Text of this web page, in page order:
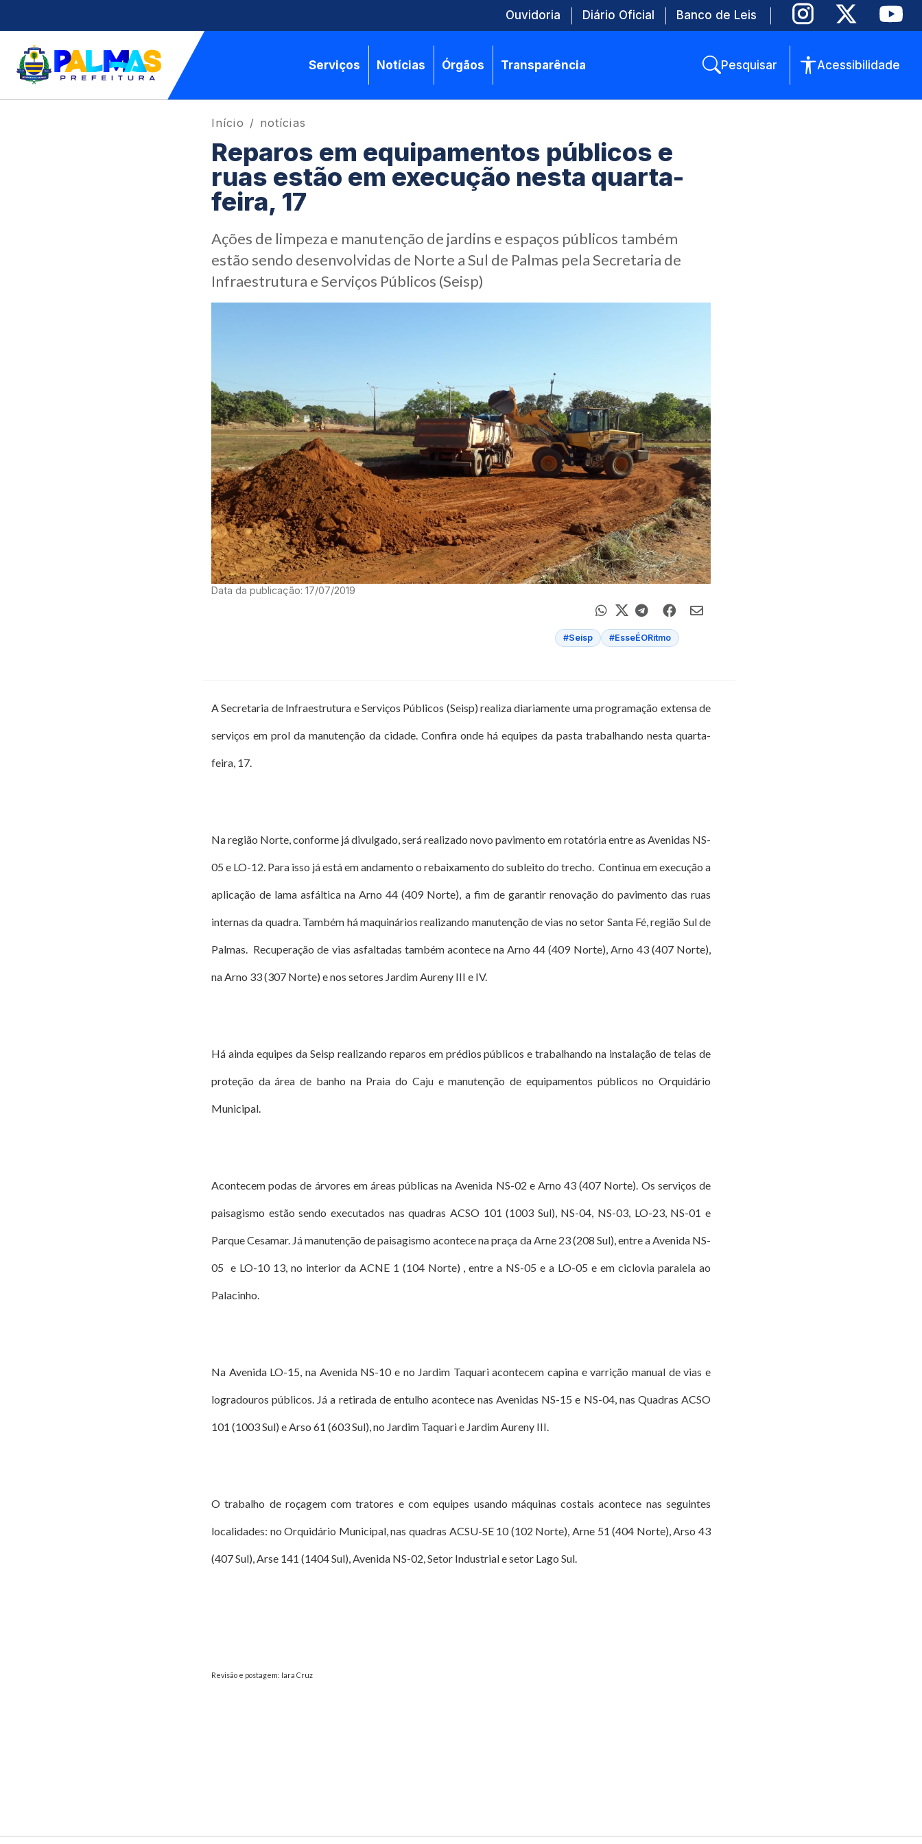
Ouvidoria Diário Oficial Banco de Leis
Serviços Notícias Órgãos Transparência Pesquisar Acessibilidade
Início notícias
Reparos em equipamentos públicos e
ruas estão em execução nesta quarta-
feira, 17
Ações de limpeza e manutenção de jardins e espaços públicos também
estão sendo desenvolvidas de Norte a Sul de Palmas pela Secretaria de
Infraestrutura e Serviços Públicos (Seisp)
Data da publicação: 17/07/2019
#Seisp #EsseÉORitmo
A Secretaria de Infraestrutura e Serviços Públicos (Seisp) realiza diariamente uma programação extensa de
serviços em prol da manutenção da cidade. Confira onde há equipes da pasta trabalhando nesta quarta-
feira, 17.
Na região Norte, conforme já divulgado, será realizado novo pavimento em rotatória entre as Avenidas NS-
05 e LO-12. Para isso já está em andamento o rebaixamento do subleito do trecho. Continua em execução a
aplicação de lama asfáltica na Arno 44 (409 Norte), a fim de garantir renovação do pavimento das ruas
internas da quadra. Também há maquinários realizando manutenção de vias no setor Santa Fé, região Sul de
Palmas. Recuperação de vias asfaltadas também acontece na Arno 44 (409 Norte), Arno 43 (407 Norte),
na Arno 33 (307 Norte) e nos setores Jardim Aureny III e IV.
Há ainda equipes da Seisp realizando reparos em prédios públicos e trabalhando na instalação de telas de
proteção da área de banho na Praia do Caju e manutenção de equipamentos públicos no Orquidário
Municipal.
Acontecem podas de árvores em áreas públicas na Avenida NS-02 e Arno 43 (407 Norte). Os serviços de
paisagismo estão sendo executados nas quadras ACSO 101 (1003 Sul), NS-04, NS-03, LO-23, NS-01 e
Parque Cesamar. Já manutenção de paisagismo acontece na praça da Arne 23 (208 Sul), entre a Avenida NS-
05 e LO-10 13, no interior da ACNE 1 (104 Norte) , entre a NS-05 e a LO-05 e em ciclovia paralela ao
Palacinho.
Na Avenida LO-15, na Avenida NS-10 e no Jardim Taquari acontecem capina e varrição manual de vias e
logradouros públicos. Já a retirada de entulho acontece nas Avenidas NS-15 e NS-04, nas Quadras ACSO
101 (1003 Sul) e Arso 61 (603 Sul), no Jardim Taquari e Jardim Aureny III.
O trabalho de roçagem com tratores e com equipes usando máquinas costais acontece nas seguintes
localidades: no Orquidário Municipal, nas quadras ACSU-SE 10 (102 Norte), Arne 51 (404 Norte), Arso 43
(407 Sul), Arse 141 (1404 Sul), Avenida NS-02, Setor Industrial e setor Lago Sul.
Revisão e postagem: Iara Cruz